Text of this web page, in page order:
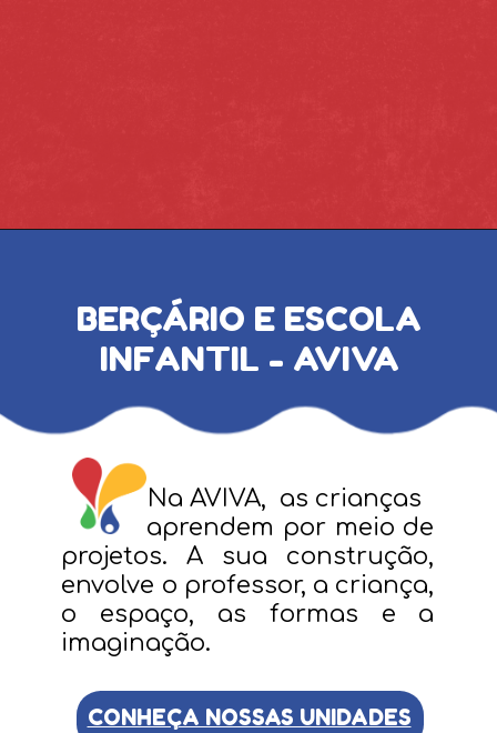
Na AVIVA, as crianças
aprendem por meio de
projetos. A sua construção,
envolve o professor, a criança,
o espaço, as formas e a
imaginação.
BERÇÁRIO E ESCOLA
INFANTIL - AVIVA
CONHEÇA NOSSAS UNIDADES